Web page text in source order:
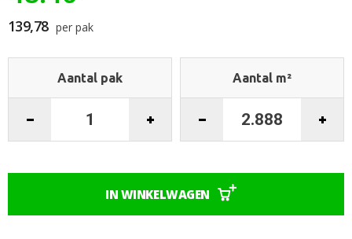
begin
van
de
139,78 per pak
Aantal pak Aantal m²
IN WINKELWAGEN